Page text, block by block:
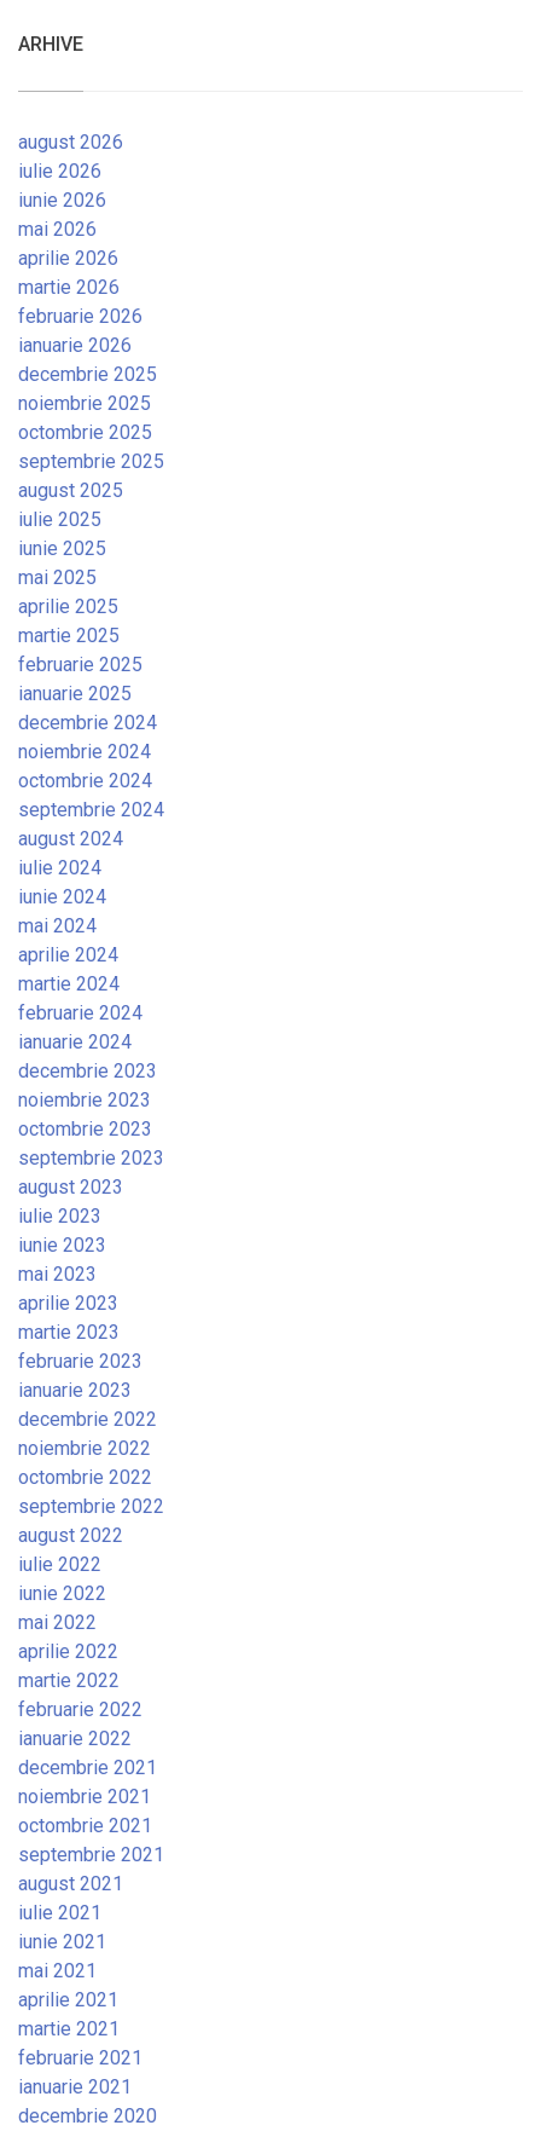
ARHIVE
august 2026
iulie 2026
iunie 2026
mai 2026
aprilie 2026
martie 2026
februarie 2026
ianuarie 2026
decembrie 2025
noiembrie 2025
octombrie 2025
septembrie 2025
august 2025
iulie 2025
iunie 2025
mai 2025
aprilie 2025
martie 2025
februarie 2025
ianuarie 2025
decembrie 2024
noiembrie 2024
octombrie 2024
septembrie 2024
august 2024
iulie 2024
iunie 2024
mai 2024
aprilie 2024
martie 2024
februarie 2024
ianuarie 2024
decembrie 2023
noiembrie 2023
octombrie 2023
septembrie 2023
august 2023
iulie 2023
iunie 2023
mai 2023
aprilie 2023
martie 2023
februarie 2023
ianuarie 2023
decembrie 2022
noiembrie 2022
octombrie 2022
septembrie 2022
august 2022
iulie 2022
iunie 2022
mai 2022
aprilie 2022
martie 2022
februarie 2022
ianuarie 2022
decembrie 2021
noiembrie 2021
octombrie 2021
septembrie 2021
august 2021
iulie 2021
iunie 2021
mai 2021
aprilie 2021
martie 2021
februarie 2021
ianuarie 2021
decembrie 2020